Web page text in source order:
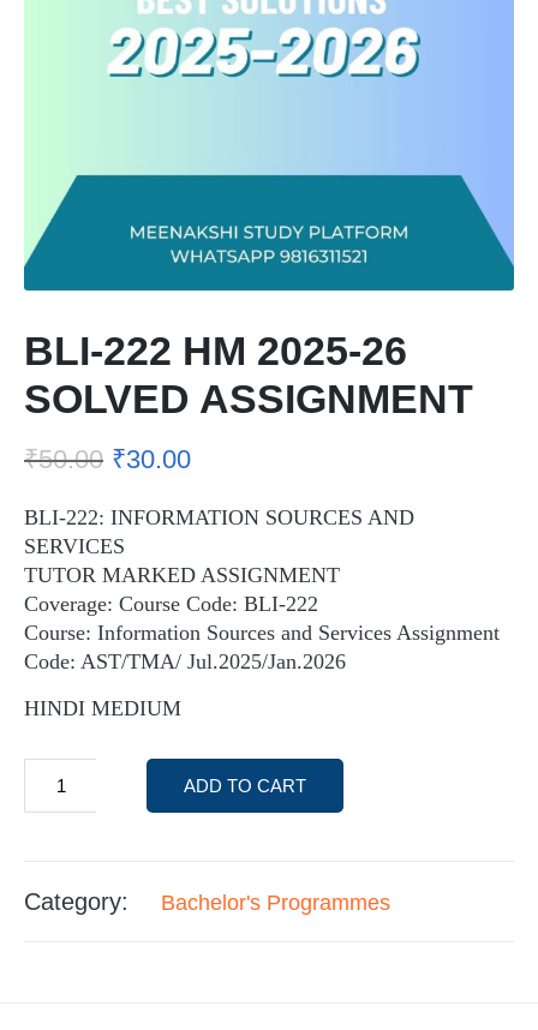
BLI-222 HM 2025-26
SOLVED ASSIGNMENT
₹50.00 ₹30.00
BLI-222: INFORMATION SOURCES AND
SERVICES
TUTOR MARKED ASSIGNMENT
Coverage: Course Code: BLI-222
Course: Information Sources and Services Assignment
Code: AST/TMA/ Jul.2025/Jan.2026
HINDI MEDIUM
ADD TO CART
Category: Bachelor's Programmes